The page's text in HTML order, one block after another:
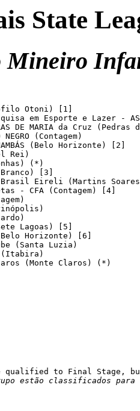
State
Mineiro
Otoni) [1]
em Esporte e Lazer -
DE MARIA da Cruz
(Contagem)
(Belo Horizonte) [2]
Rei)
(*)
[3]
Brasil Eireli (Martins
- CFA (Contagem) [4]
Lagoas) [5]
(Belo Horizonte) [6]
(Santa Luzia)
(Itabira)
(Monte Claros) (*)
estão classificados para